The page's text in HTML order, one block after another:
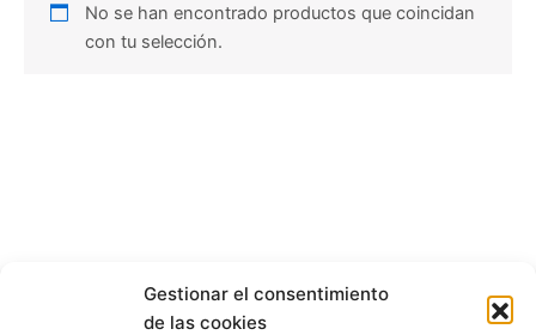
Gestionar el consentimiento
de las cookies
No se han encontrado productos que coincidan
con tu selección.